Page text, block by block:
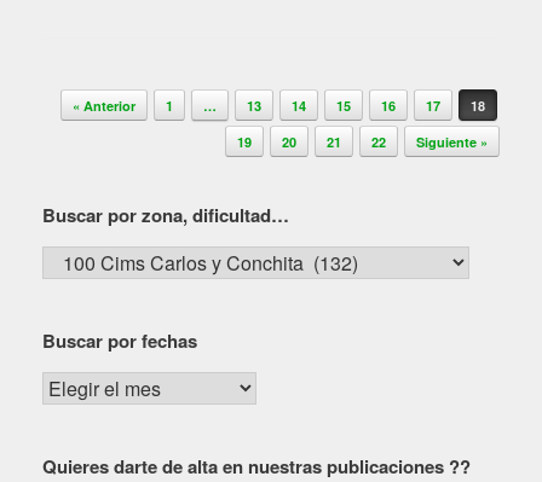
Navegador de artículos
« Anterior 1 … 13 14 15 16 17
18
19
20 21 22 Siguiente »
Buscar por zona, dificultad…
Buscar
por
dificultad…
Buscar por fechas
Buscar
por
Quieres darte de alta en nuestras publicaciones ??